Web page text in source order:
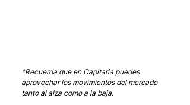
*Recuerda que en Capitaria puedes
aprovechar los movimientos del mercado
tanto al alza como a la baja.